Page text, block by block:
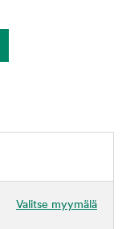
Valitse myymälä